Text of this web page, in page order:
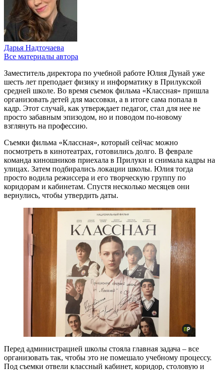
Дарья Надточаева
Все материалы автора
Заместитель директора по учебной работе Юлия Дунай уже
шесть лет преподает физику и информатику в Прилукской
средней школе. Во время съемок фильма «Классная» пришла
организовать детей для массовки, а в итоге сама попала в
кадр. Этот случай, как утверждает педагог, стал для нее не
просто забавным эпизодом, но и поводом по-новому
взглянуть на профессию.
Съемки фильма «Классная», который сейчас можно
посмотреть в кинотеатрах, готовились долго. В феврале
команда киношников приехала в Прилуки и снимала кадры на
улицах. Затем подбирались локации школы. Юлия тогда
просто водила режиссера и его творческую группу по
коридорам и кабинетам. Спустя несколько месяцев они
вернулись, чтобы утвердить даты.
Перед администрацией школы стояла главная задача – все
организовать так, чтобы это не помешало учебному процессу.
Под съемки отвели классный кабинет, коридор, столовую и